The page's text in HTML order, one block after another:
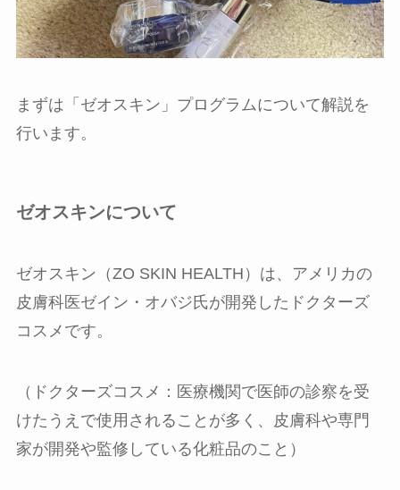
まずは「ゼオスキン」プログラムについて解説を
行います。
ゼオスキンについて
ゼオスキン（ZO SKIN HEALTH）は、アメリカの
皮膚科医ゼイン・オバジ氏が開発したドクターズ
コスメです。
（ドクターズコスメ：医療機関で医師の診察を受
けたうえで使用されることが多く、皮膚科や専門
家が開発や監修している化粧品のこと）